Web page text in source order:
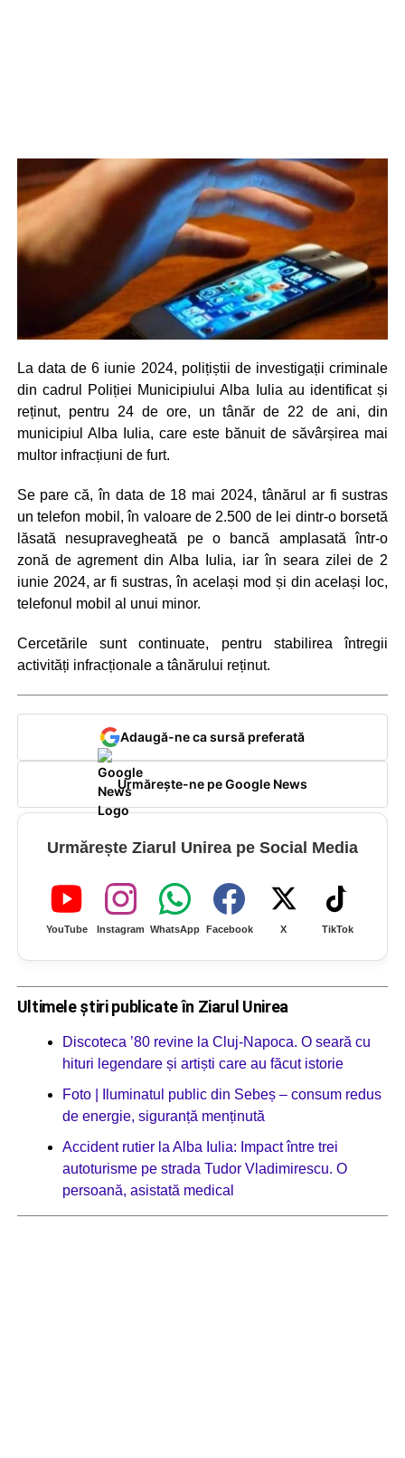
La data de 6 iunie 2024, polițiștii de investigații criminale
din cadrul Poliției Municipiului Alba Iulia au identificat și
reținut, pentru 24 de ore, un tânăr de 22 de ani, din
municipiul Alba Iulia, care este bănuit de săvârșirea mai
multor infracțiuni de furt.
Se pare că, în data de 18 mai 2024, tânărul ar fi sustras
un telefon mobil, în valoare de 2.500 de lei dintr-o borsetă
lăsată nesupravegheată pe o bancă amplasată într-o
zonă de agrement din Alba Iulia, iar în seara zilei de 2
iunie 2024, ar fi sustras, în același mod și din același loc,
telefonul mobil al unui minor.
Cercetările sunt continuate, pentru stabilirea întregii
activități infracționale a tânărului reținut.
Adaugă-ne ca sursă preferată
Urmărește-ne pe Google News
Urmărește Ziarul Unirea pe Social Media
YouTube Instagram WhatsApp Facebook X TikTok
Ultimele știri publicate în Ziarul Unirea
Discoteca ’80 revine la Cluj-Napoca. O seară cu
hituri legendare și artiști care au făcut istorie
Foto | Iluminatul public din Sebeș – consum redus
de energie, siguranță menținută
Accident rutier la Alba Iulia: Impact între trei
autoturisme pe strada Tudor Vladimirescu. O
persoană, asistată medical